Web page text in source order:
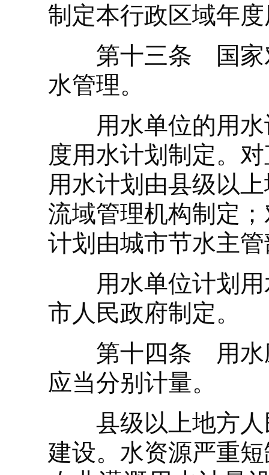
制定本行政区域年
第十三条 国家对
水管理。
用水单位的用水
度用水计划制定。
用水计划由县级以
流域管理机构制定
计划由城市节水主
用水单位计划用
市人民政府制定。
第十四条 用水应
应当分别计量。
县级以上地方人
建设。水资源严重